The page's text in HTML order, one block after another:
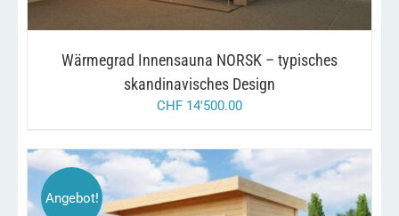
Wärmegrad Innensauna NORSK – typisches
skandinavisches Design
CHF 14'500.00
Angebot!